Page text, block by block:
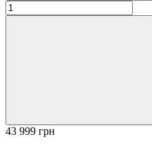
43 999 грн